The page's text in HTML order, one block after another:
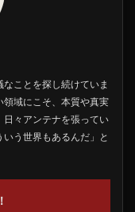
ことを探し続けていま
域にこそ、本質や真実
々アンテナを張ってい
う世界もあるんだ」と